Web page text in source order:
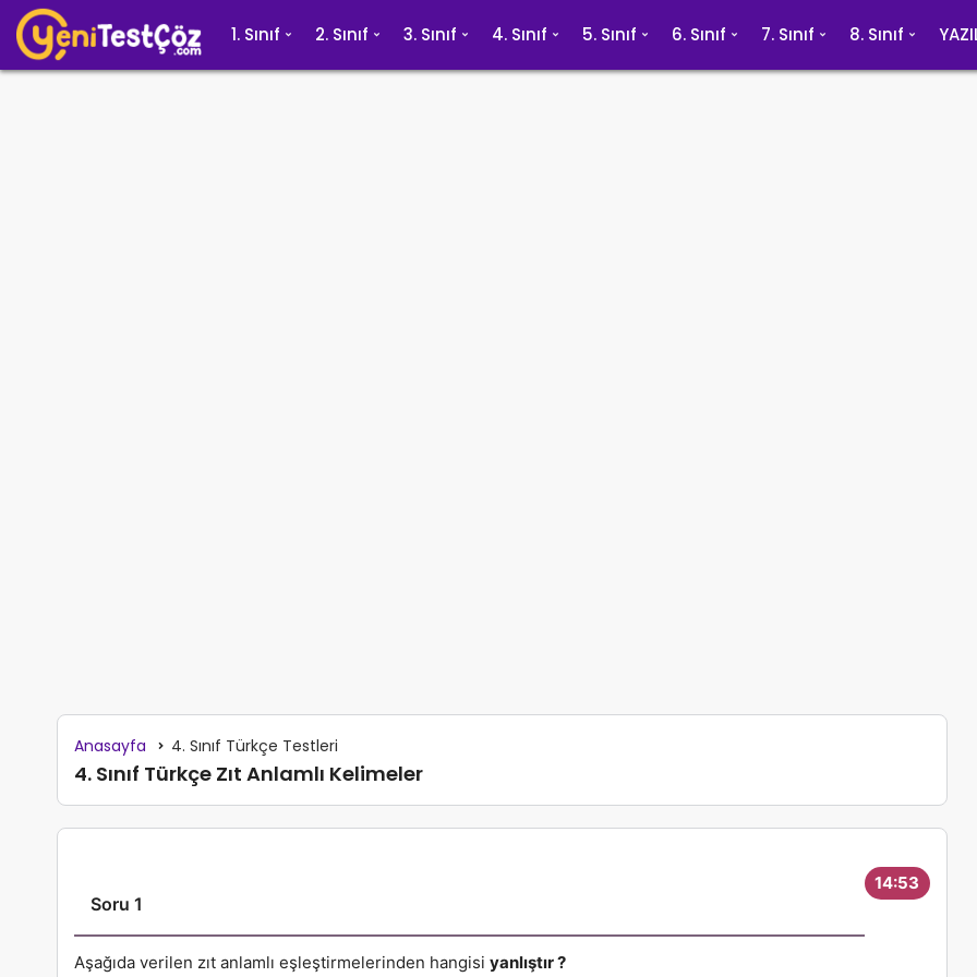
1. Sınıf 2. Sınıf 3. Sınıf 4. Sınıf 5. Sınıf 6. Sınıf 7. Sınıf 8. Sınıf
Anasayfa 4. Sınıf Türkçe Testleri
4. Sınıf Türkçe Zıt Anlamlı Kelimeler
14:52
Soru 1
Aşağıda verilen zıt anlamlı eşleştirmelerinden hangisi yanlıştır ?